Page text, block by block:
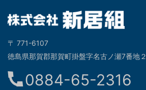
〒 771-6107
徳島県那賀郡那賀町掛盤字名古ノ瀬7番地２
0884-65-2316